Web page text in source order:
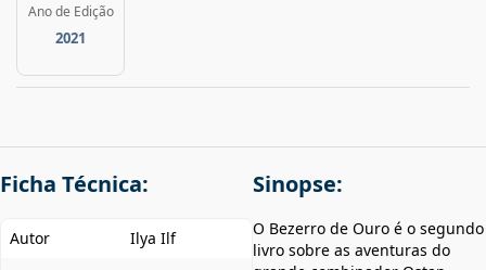
Ano de Edição
2021
Ficha Técnica:
Autor
Ilya Ilf
Sinopse:
O Bezerro de Ouro é o segundo
livro sobre as aventuras do